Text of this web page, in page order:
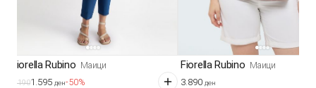
Fiorella Rubino Маици
3.1901.595 ден-50%
Fiorella Rubino Маици
3.890 ден